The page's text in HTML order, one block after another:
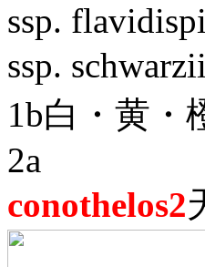
ssp.
ssp.
1b白・黄・
2a
conothelos2